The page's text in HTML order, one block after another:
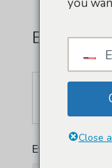
BAPS
web
https://
Eventos de este
Close